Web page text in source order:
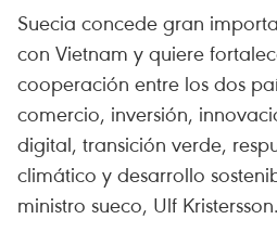
Suecia concede gran
con Vietnam y quiere
cooperación entre los dos
comercio, inversión,
digital, transición verde,
climático y desarrollo
ministro sueco, Ulf Kristersson.